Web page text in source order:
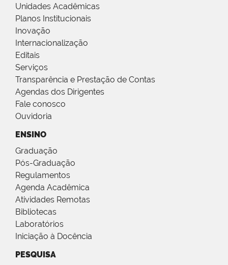
Unidades Acadêmicas
Planos Institucionais
Inovação
Internacionalização
Editais
Serviços
Transparência e Prestação de Contas
Agendas dos Dirigentes
Fale conosco
Ouvidoria
ENSINO
Graduação
Pós-Graduação
Regulamentos
Agenda Acadêmica
Atividades Remotas
Bibliotecas
Laboratórios
Iniciação à Docência
PESQUISA